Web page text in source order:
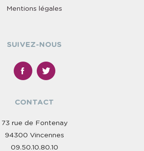
Mentions légales
SUIVEZ-NOUS
CONTACT
73 rue de Fontenay
94300 Vincennes
09.50.10.80.10